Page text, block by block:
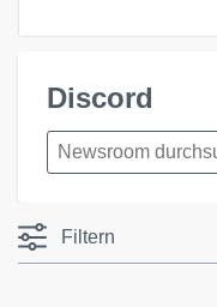
Discord
Filtern